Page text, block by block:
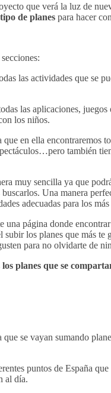
que verá la luz de
de planes para hacer
las actividades que se
las aplicaciones,
los niños.
en ella encontraremos
también
muy sencilla ya que
Una manera
adecuadas para los
una página donde
subir los planes que más
para no olvidarte de
planes que se
se vayan sumando
puntos de España
al día.